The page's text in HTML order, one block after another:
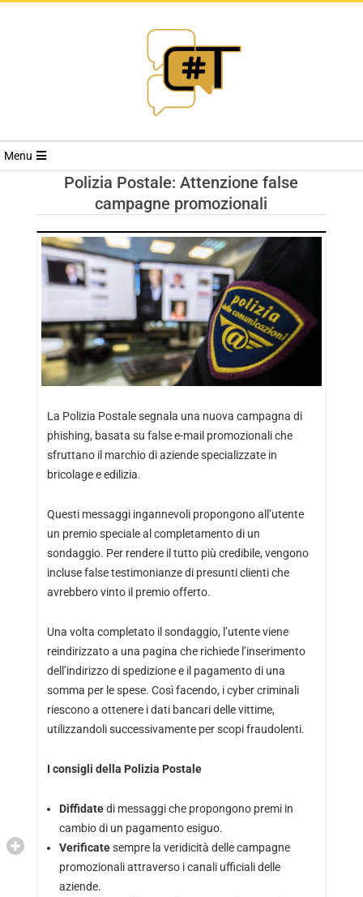
RIVISTA
TRENDS
Menu
Polizia Postale: Attenzione false
campagne promozionali
La Polizia Postale segnala una nuova campagna di
phishing, basata su false e-mail promozionali che
sfruttano il marchio di aziende specializzate in
bricolage e edilizia.
Questi messaggi ingannevoli propongono all’utente
un premio speciale al completamento di un
sondaggio. Per rendere il tutto più credibile, vengono
incluse false testimonianze di presunti clienti che
avrebbero vinto il premio offerto.
Una volta completato il sondaggio, l’utente viene
reindirizzato a una pagina che richiede l’inserimento
dell’indirizzo di spedizione e il pagamento di una
somma per le spese. Così facendo, i cyber criminali
riescono a ottenere i dati bancari delle vittime,
utilizzandoli successivamente per scopi fraudolenti.
I consigli della Polizia Postale
Diffidatedi messaggi che propongono premi in
cambio di un pagamento esiguo.
Verificatesempre la veridicità delle campagne
promozionali attraverso i canali ufficiali delle
aziende.